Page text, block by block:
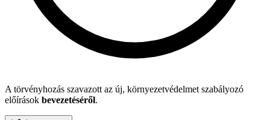
A törvényhozás szavazott az új, környezetvédelmet szabályozó
előírások bevezetéséről.